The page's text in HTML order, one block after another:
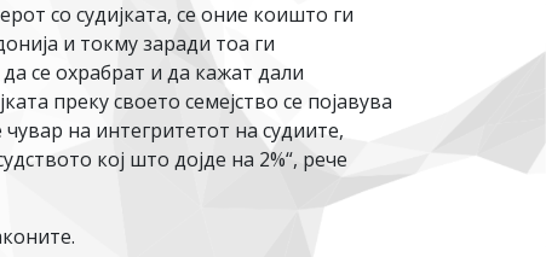
со судијката, се оние коишто ги
и токму заради тоа ги
се охрабрат и да кажат дали
преку своето семејство се појавува
на интегритетот на судиите,
кој што дојде на 2%“, рече